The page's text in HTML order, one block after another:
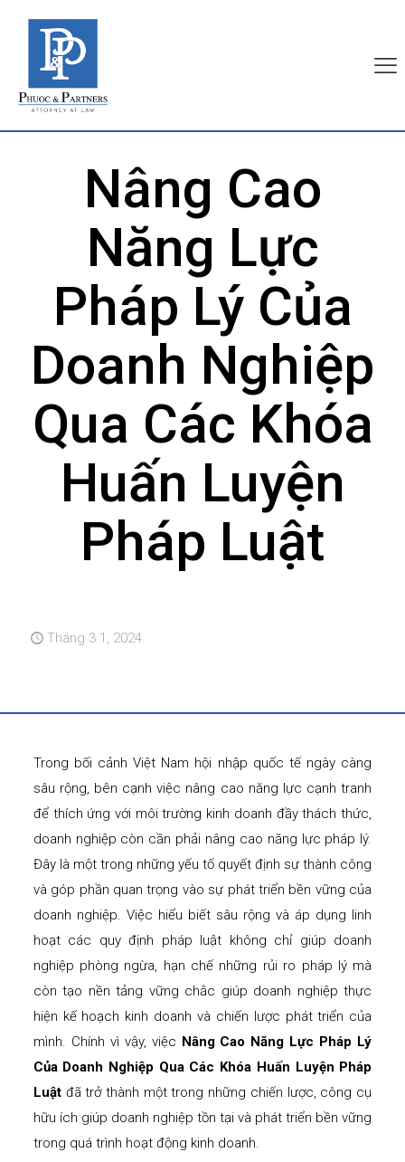
Nâng Cao
Năng Lực
Pháp Lý Của
Doanh Nghiệp
Qua Các Khóa
Huấn Luyện
Pháp Luật
Tháng 3 1, 2024
Trong bối cảnh Việt Nam hội nhập quốc tế ngày càng
sâu rộng, bên cạnh việc nâng cao năng lực cạnh tranh
để thích ứng với môi trường kinh doanh đầy thách thức,
doanh nghiệp còn cần phải nâng cao năng lực pháp lý.
Đây là một trong những yếu tố quyết định sự thành công
và góp phần quan trọng vào sự phát triển bền vững của
doanh nghiệp. Việc hiểu biết sâu rộng và áp dụng linh
hoạt các quy định pháp luật không chỉ giúp doanh
nghiệp phòng ngừa, hạn chế những rủi ro pháp lý mà
còn tạo nền tảng vững chắc giúp doanh nghiệp thực
hiện kế hoạch kinh doanh và chiến lược phát triển của
mình. Chính vì vậy, việc Nâng Cao Năng Lực Pháp Lý
Của Doanh Nghiệp Qua Các Khóa Huấn Luyện Pháp
Luậtđã trở thành một trong những chiến lược, công cụ
hữu ích giúp doanh nghiệp tồn tại và phát triển bền vững
trong quá trình hoạt động kinh doanh.